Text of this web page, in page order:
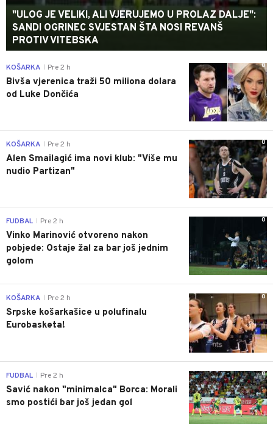
"ULOG JE VELIKI, ALI VJERUJEMO U PROLAZ DALJE":
SANDI OGRINEC SVJESTAN ŠTA NOSI REVANŠ
PROTIV VITEBSKA
0
KOŠARKA Pre 2 h
Bivša vjerenica traži 50 miliona dolara
od Luke Dončića
0
KOŠARKA Pre 2 h
Alen Smailagić ima novi klub: "Više mu
nudio Partizan"
0
FUDBAL Pre 2 h
Vinko Marinović otvoreno nakon
pobjede: Ostaje žal za bar još jednim
golom
0
KOŠARKA Pre 2 h
Srpske košarkašice u polufinalu
Eurobasketa!
0
FUDBAL Pre 2 h
Savić nakon "minimalca" Borca: Morali
smo postići bar još jedan gol